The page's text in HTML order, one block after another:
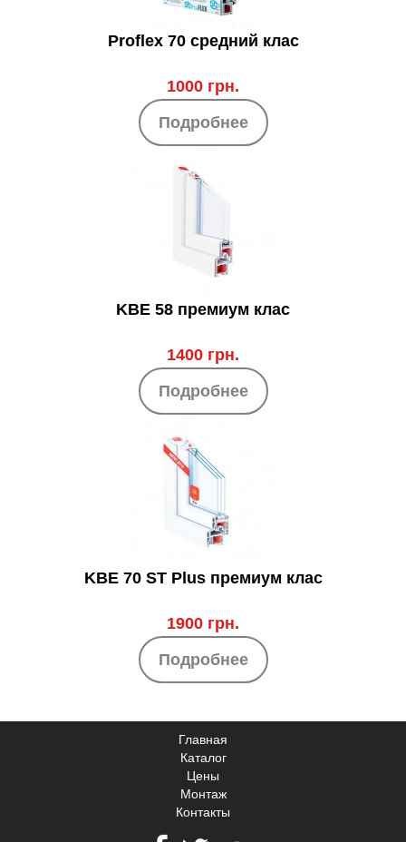
Proflex 70 средний клас
1000 грн.
Подробнее
KBE 58 премиум клас
1400 грн.
Подробнее
KBE 70 ST Plus премиум клас
1900 грн.
Подробнее
Главная
Каталог
Цены
Монтаж
Контакты